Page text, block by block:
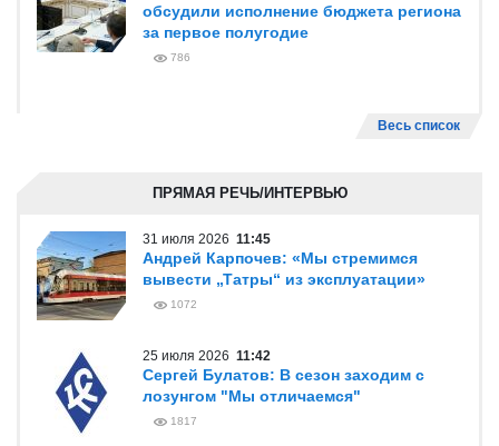
обсудили исполнение бюджета региона
за первое полугодие
786
Весь список
ПРЯМАЯ РЕЧЬ/ИНТЕРВЬЮ
31 июля 2026 11:45
Андрей Карпочев: «Мы стремимся
вывести „Татры“ из эксплуатации»
1072
25 июля 2026 11:42
Сергей Булатов: В сезон заходим с
лозунгом "Мы отличаемся"
1817